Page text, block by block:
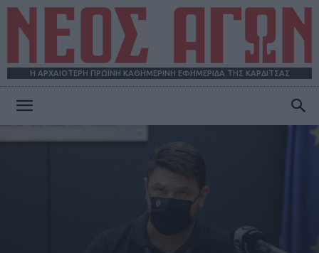
Η ΑΡΧΑΙΟΤΕΡΗ ΠΡΩΪΝΗ ΚΑΘΗΜΕΡΙΝΗ ΕΦΗΜΕΡΙΔΑ ΤΗΣ ΚΑΡΔΙΤΣΑΣ
ΑΓΩΝ